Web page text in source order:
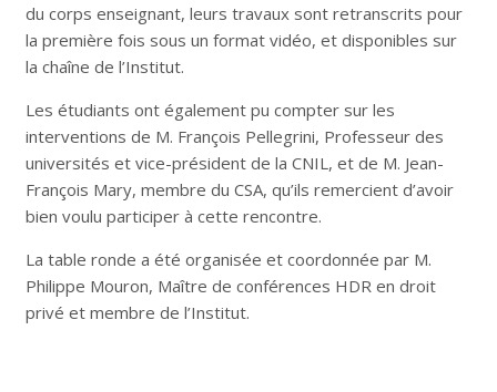
du corps enseignant, leurs travaux sont retranscrits pour
la première fois sous un format vidéo, et disponibles sur
la chaîne de l’Institut.
Les étudiants ont également pu compter sur les
interventions de M. François Pellegrini, Professeur des
universités et vice-président de la CNIL, et de M. Jean-
François Mary, membre du CSA, qu’ils remercient d’avoir
bien voulu participer à cette rencontre.
La table ronde a été organisée et coordonnée par M.
Philippe Mouron, Maître de conférences HDR en droit
privé et membre de l’Institut.